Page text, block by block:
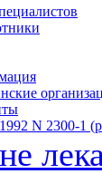
N 2300-1